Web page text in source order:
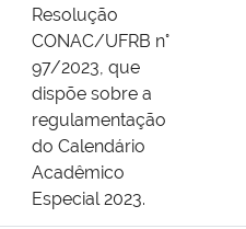
Resolução
CONAC/UFRB n°
97/2023, que
dispõe sobre a
regulamentação
do Calendário
Acadêmico
Especial 2023.